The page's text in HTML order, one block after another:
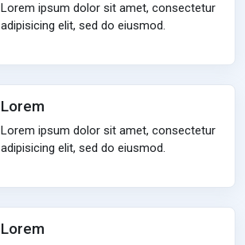
Lorem ipsum dolor sit amet, consectetur
adipisicing elit, sed do eiusmod.
Lorem
Lorem ipsum dolor sit amet, consectetur
adipisicing elit, sed do eiusmod.
Lorem